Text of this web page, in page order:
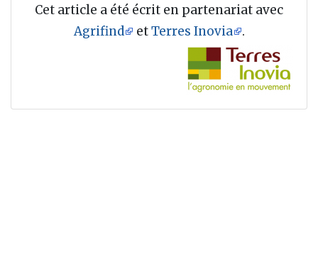
Cet article a été écrit en partenariat avec
Agrifind
etTerres Inovia .